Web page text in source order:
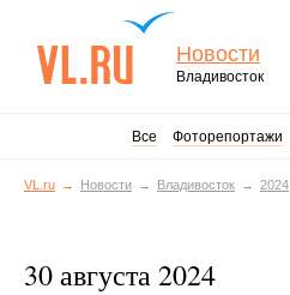
Новости
Владивосток
Все Фоторепортажи
VL.ru Новости Владивосток 2024
30 августа 2024